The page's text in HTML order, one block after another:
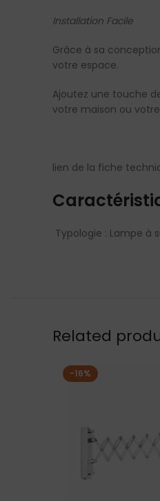
Installation Facile
Grâce à sa
votre espace.
Ajoutez une touche
votre maison ou
lien de la fiche
Typologie : Lampe à
Related
-16%